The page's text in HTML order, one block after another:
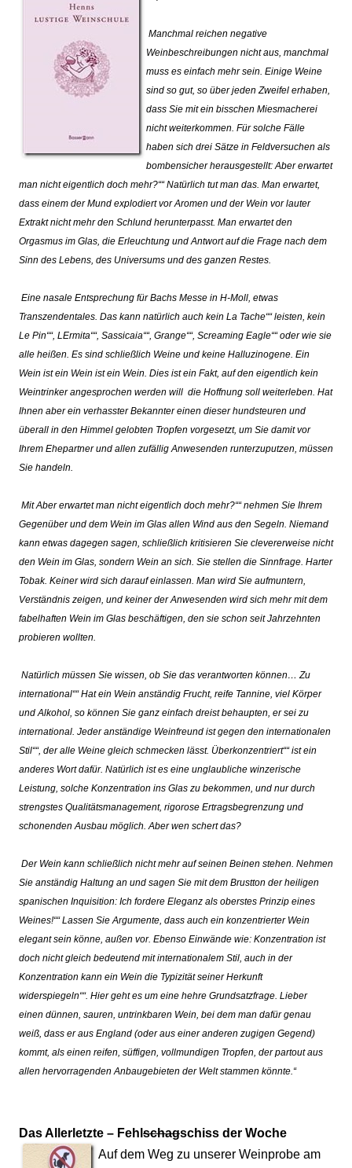
Manchmal reichen negative
Weinbeschreibungen nicht aus, manchmal
muss es einfach mehr sein. Einige Weine
sind so gut, so über jeden Zweifel erhaben,
dass Sie mit ein bisschen Miesmacherei
nicht weiterkommen. Für solche Fälle
haben sich drei Sätze in Feldversuchen als
bombensicher herausgestellt:Aber erwartet
man nicht eigentlich doch mehr?““ Natürlich tut man das. Man erwartet,
dass einem der Mund explodiert vor Aromen und der Wein vor lauter
Extrakt nicht mehr den Schlund herunterpasst. Man erwartet den
Orgasmus im Glas, die Erleuchtung und Antwort auf die Frage nach dem
Sinn des Lebens, des Universums und des ganzen Restes.
Eine nasale Entsprechung für Bachs Messe in H-Moll, etwas
Transzendentales. Das kann natürlich auch kein La Tache““ leisten, kein
Le Pin““, LErmita““, Sassicaia““, Grange““, Screaming Eagle““ oder wie sie
alle heißen. Es sind schließlich Weine und keine Halluzinogene. Ein
Wein ist ein Wein ist ein Wein. Dies ist ein Fakt, auf den eigentlich kein
Weintrinker angesprochen werden will die Hoffnung soll weiterleben. Hat
Ihnen aber ein verhasster Bekannter einen dieser hundsteuren und
überall in den Himmel gelobten Tropfen vorgesetzt, um Sie damit vor
Ihrem Ehepartner und allen zufällig Anwesenden runterzuputzen, müssen
Sie handeln.
MitAber erwartet man nicht eigentlich doch mehr?““ nehmen Sie Ihrem
Gegenüber und dem Wein im Glas allen Wind aus den Segeln. Niemand
kann etwas dagegen sagen, schließlich kritisieren Sie clevererweise nicht
den Wein im Glas, sondern Wein an sich. Sie stellen die Sinnfrage. Harter
Tobak. Keiner wird sich darauf einlassen. Man wird Sie aufmuntern,
Verständnis zeigen, und keiner der Anwesenden wird sich mehr mit dem
fabelhaften Wein im Glas beschäftigen, den sie schon seit Jahrzehnten
probieren wollten.
Natürlich müssen Sie wissen, ob Sie das verantworten können…Zu
international““ Hat ein Wein anständig Frucht, reife Tannine, viel Körper
und Alkohol, so können Sie ganz einfach dreist behaupten, er sei zu
international. Jeder anständige Weinfreund ist gegen den internationalen
Stil““, der alle Weine gleich schmecken lässt. Überkonzentriert““ ist ein
anderes Wort dafür. Natürlich ist es eine unglaubliche winzerische
Leistung, solche Konzentration ins Glas zu bekommen, und nur durch
strengstes Qualitätsmanagement, rigorose Ertragsbegrenzung und
schonenden Ausbau möglich. Aber wen schert das?
Der Wein kann schließlich nicht mehr auf seinen Beinen stehen. Nehmen
Sie anständig Haltung an und sagen Sie mit dem Brustton der heiligen
spanischen Inquisition: Ich fordere Eleganz als oberstes Prinzip eines
Weines!““ Lassen Sie Argumente, dass auch ein konzentrierter Wein
elegant sein könne, außen vor. Ebenso Einwände wie: Konzentration ist
doch nicht gleich bedeutend mit internationalem Stil, auch in der
Konzentration kann ein Wein die Typizität seiner Herkunft
widerspiegeln““. Hier geht es um eine hehre Grundsatzfrage. Lieber
einen dünnen, sauren, untrinkbaren Wein, bei dem man dafür genau
weiß, dass er aus England (oder aus einer anderen zugigen Gegend)
kommt, als einen reifen, süffigen, vollmundigen Tropfen, der partout aus
allen hervorragenden Anbaugebieten der Welt stammen könnte.“
Das Allerletzte – Fehl schagschiss der Woche
Auf dem Weg zu unserer Weinprobe am